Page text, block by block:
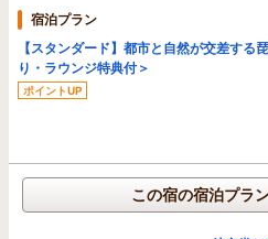
宿泊プラン
【スタンダード】都市と自然が交差する
り・ラウンジ特典付＞
ポイントUP
この宿の宿泊プラ